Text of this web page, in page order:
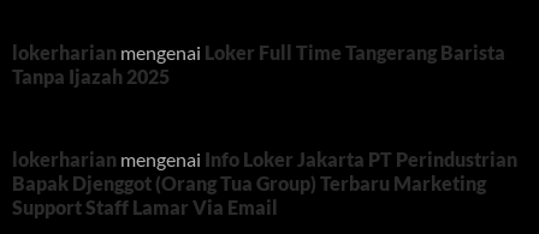
lokerharian mengenai Loker Full Time Tangerang Barista
Tanpa Ijazah 2025
lokerharian mengenai Info Loker Jakarta PT Perindustrian
Bapak Djenggot (Orang Tua Group) Terbaru Marketing
Support Staff Lamar Via Email